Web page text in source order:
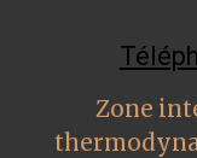
Zone